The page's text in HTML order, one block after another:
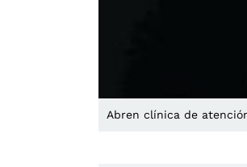
Abren clínica de